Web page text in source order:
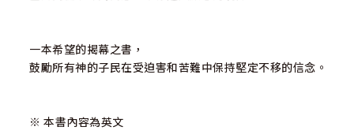
一本希望的揭幕之書，
鼓勵所有神的子民在受迫害和苦難中保持堅定不移的信念。
※ 本書內容為英文